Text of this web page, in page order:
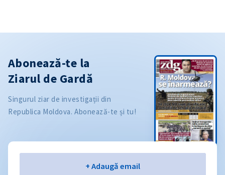
Abonează-te la
Ziarul de Gardă
Singurul ziar de investigații din
Republica Moldova. Abonează-te și tu!
+ Adaugă email